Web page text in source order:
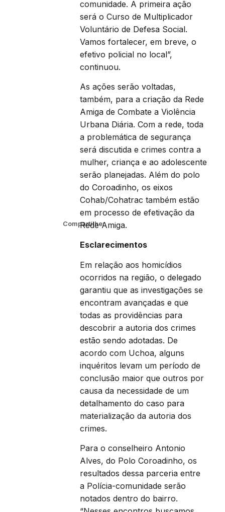
Compartilhe:
comunidade. A primeira ação
será o Curso de Multiplicador
Voluntário de Defesa Social.
Vamos fortalecer, em breve, o
efetivo policial no local”,
continuou.
As ações serão voltadas,
também, para a criação da Rede
Amiga de Combate a Violência
Urbana Diária. Com a rede, toda
a problemática de segurança
será discutida e crimes contra a
mulher, criança e ao adolescente
serão planejadas. Além do polo
do Coroadinho, os eixos
Cohab/Cohatrac também estão
em processo de efetivação da
Rede Amiga.
Esclarecimentos
Em relação aos homicídios
ocorridos na região, o delegado
garantiu que as investigações se
encontram avançadas e que
todas as providências para
descobrir a autoria dos crimes
estão sendo adotadas. De
acordo com Uchoa, alguns
inquéritos levam um período de
conclusão maior que outros por
causa da necessidade de um
detalhamento do caso para
materialização da autoria dos
crimes.
Para o conselheiro Antonio
Alves, do Polo Coroadinho, os
resultados dessa parceria entre
a Polícia-comunidade serão
notados dentro do bairro.